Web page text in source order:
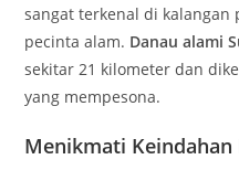
sangat terkenal di kalangan
pecinta alam. Danau alami
sekitar 21 kilometer dan
yang mempesona.
Menikmati Keindahan